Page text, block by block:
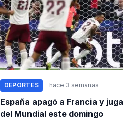
DEPORTES hace 3 semanas
España apagó a Francia y
del Mundial este domingo